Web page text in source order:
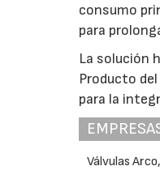
consumo
para
La solución
Producto
para la
Válvulas